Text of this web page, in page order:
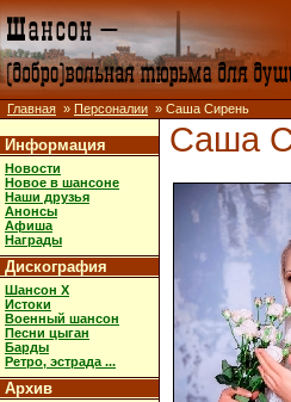
Главная » Персоналии » Саша Сирень
Информация
Новости
Новое в шансоне
Наши друзья
Анонсы
Афиша
Награды
Дискография
Шансон X
Истоки
Военный шансон
Песни цыган
Барды
Ретро, эстрада ...
Архив
Саша